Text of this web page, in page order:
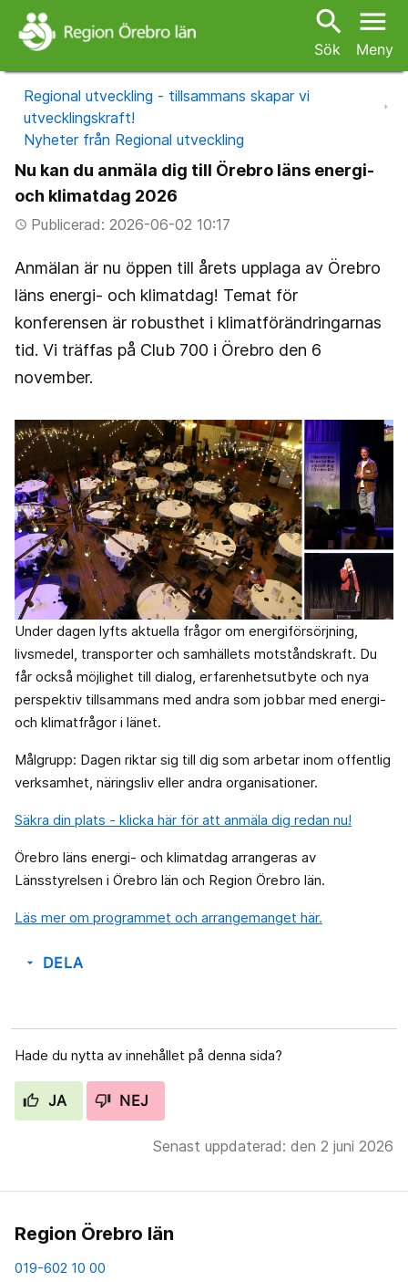
search
Sök
menu
Meny
Regional utveckling - tillsammans skapar vi
utvecklingskraft!
Nyheter från Regional utveckling
Nu kan du anmäla dig till Örebro läns energi-
och klimatdag 2026
access_timePublicerad: 2026-06-02 10:17
Anmälan är nu öppen till årets upplaga av Örebro
läns energi- och klimatdag! Temat för
konferensen är robusthet i klimatförändringarnas
tid. Vi träffas på Club 700 i Örebro den 6
november.
Under dagen lyfts aktuella frågor om energiförsörjning,
livsmedel, transporter och samhällets motståndskraft. Du
får också möjlighet till dialog, erfarenhetsutbyte och nya
perspektiv tillsammans med andra som jobbar med energi-
och klimatfrågor i länet.
Målgrupp: Dagen riktar sig till dig som arbetar inom offentlig
verksamhet, näringsliv eller andra organisationer.
Säkra din plats - klicka här för att anmäla dig redan nu!
Örebro läns energi- och klimatdag arrangeras av
Länsstyrelsen i Örebro län och Region Örebro län.
Läs mer om programmet och arrangemanget här.
arrow_drop_down DELA
Hade du nytta av innehållet på denna sida?
JA NEJ
Senast uppdaterad: den 2 juni 2026
Region Örebro län
019-602 10 00